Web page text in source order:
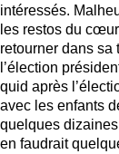
intéressés.
les restos du
retourner dans sa
l’élection
quid après
avec les enfants
quelques
en faudrait